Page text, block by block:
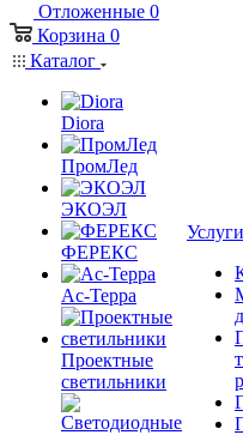
Отложенные 0
Корзина 0
Каталог
Diora
ПромЛед
ЭКОЭЛ
ФЕРЕКС
Ас-Терра
Проектные
светильники
Услуги